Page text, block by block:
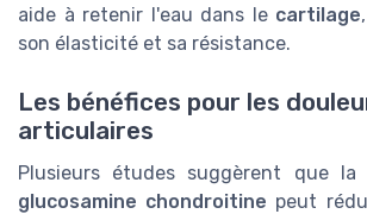
aide à retenir l'eau dans le cartilage
son élasticité et sa résistance.
Les bénéfices pour les
articulaires
Plusieurs études suggèrent que la
glucosamine chondroitine peut